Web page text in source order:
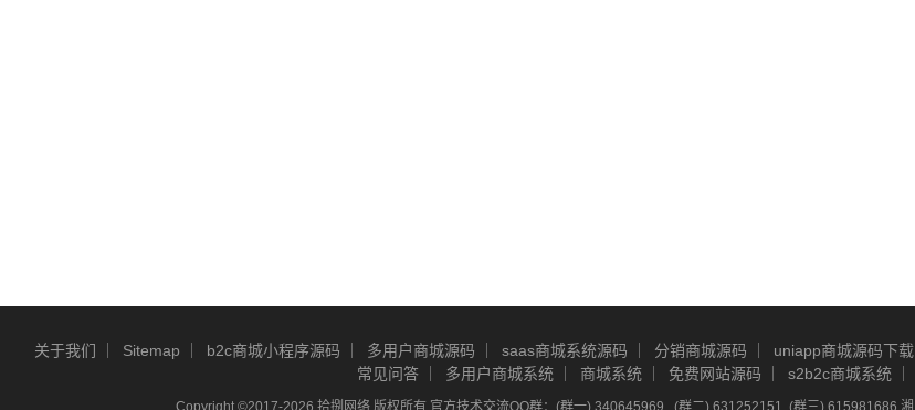
关于我们 Sitemap b2c商城小程序源码 多用户商城源码 saas商城系统源码 分销商城源码 uniapp商城源码下载
常见问答
多用户商城系统 商城系统 免费网站源码 s2b2c商城系统
Copyright ©2017-2026 拾捌网络 版权所有 官方技术交流QQ群：(群一) 340645969 , (群二) 631252151, (群三) 615981686